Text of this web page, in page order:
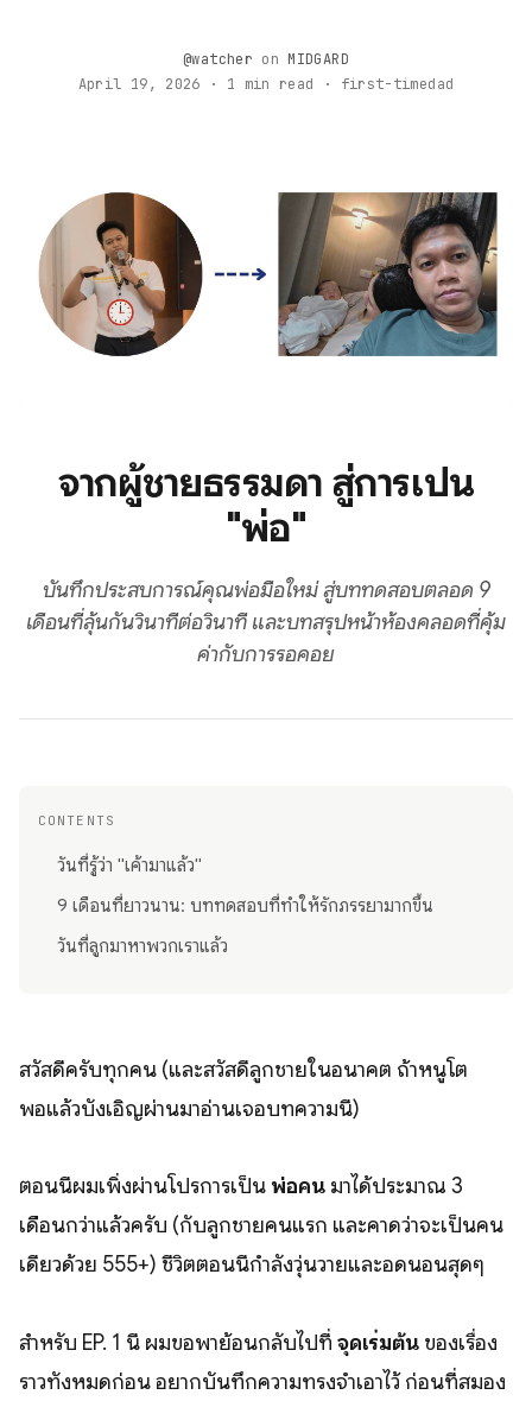
@watcher on MIDGARD
April 19, 2026 · 1 min read · first-timedad
จากผู้ชายธรรมดา สู่การเป็น
"พ่อ"
บันทึกประสบการณ์คุณพ่อมือใหม่ สู่บททดสอบตลอด 9
เดือนที่ลุ้นกันวินาทีต่อวินาที และบทสรุปหน้าห้องคลอดที่คุ้ม
ค่ากับการรอคอย
CONTENTS
วันที่รู้ว่า "เค้ามาแล้ว"
9 เดือนที่ยาวนาน: บททดสอบที่ทำให้รักภรรยามากขึ้น
วันที่ลูกมาหาพวกเราแล้ว
สวัสดีครับทุกคน (และสวัสดีลูกชายในอนาคต ถ้าหนูโต
พอแล้วบังเอิญผ่านมาอ่านเจอบทความนี้)
ตอนนี้ผมเพิ่งผ่านโปรการเป็น พ่อคน มาได้ประมาณ 3
เดือนกว่าแล้วครับ (กับลูกชายคนแรก และคาดว่าจะเป็นคน
เดียวด้วย 555+) ชีวิตตอนนี้กำลังวุ่นวายและอดนอนสุดๆ
สำหรับ EP. 1 นี้ ผมขอพาย้อนกลับไปที่ จุดเริ่มต้น ของเรื่อง
ราวทั้งหมดก่อน อยากบันทึกความทรงจำเอาไว้ ก่อนที่สมอง